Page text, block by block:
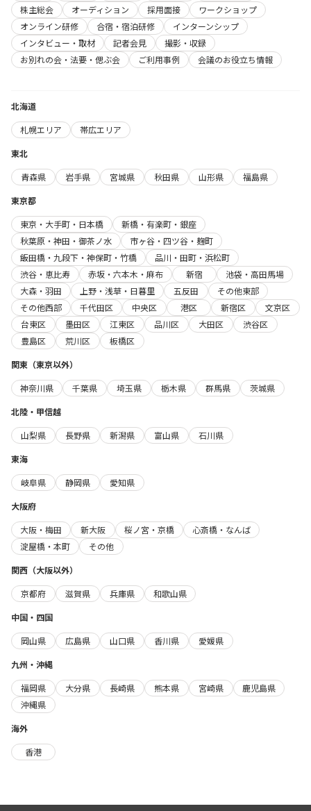
株主総会
オーディション 採用面接
ワークショップ
オンライン研修
合宿・宿泊研修
インターンシップ
インタビュー・取材
記者会見
撮影・収録
お別れの会・法要・偲ぶ会
ご利用事例 会議のお役立ち情報
北海道
札幌エリア
帯広エリア
東北
青森県
岩手県 宮城県 秋田県 山形県
福島県
東京都
東京・大手町・日本橋
新橋・有楽町・銀座
秋葉原・神田・御茶ノ水
市ヶ谷・四ツ谷・麹町
飯田橋・九段下・神保町・竹橋
品川・田町・浜松町
渋谷・恵比寿
赤坂・六本木・麻布 新宿
池袋・高田馬場
大森・羽田
上野・浅草・日暮里 五反田
その他東部
その他西部
千代田区 中央区 港区 新宿区
文京区
台東区
墨田区 江東区 品川区 大田区
渋谷区
豊島区
荒川区
板橋区
関東（東京以外）
神奈川県
千葉県 埼玉県 栃木県 群馬県
茨城県
北陸・甲信越
山梨県
長野県 新潟県 富山県
石川県
東海
岐阜県
静岡県
愛知県
大阪府
大阪・梅田
新大阪 桜ノ宮・京橋
心斎橋・なんば
淀屋橋・本町
その他
関西（大阪以外）
京都府
滋賀県 兵庫県
和歌山県
中国・四国
岡山県
広島県 山口県 香川県
愛媛県
九州・沖縄
福岡県
大分県 長崎県 熊本県 宮崎県
鹿児島県
沖縄県
海外
香港